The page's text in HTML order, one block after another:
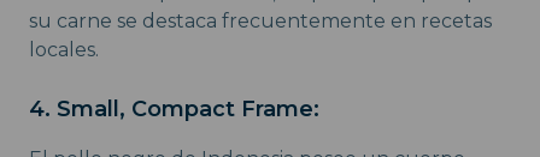
su carne se destaca frecuentemente en recetas
locales.
4. Small, Compact Frame: